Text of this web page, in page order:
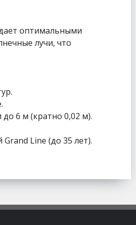
оптимальными
лучи, что
6 м (кратно 0,02 м).
Line (до 35 лет).